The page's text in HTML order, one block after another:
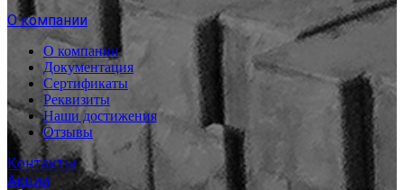
О компании
О компании
Документация
Сертификаты
Реквизиты
Наши достижения
Отзывы
Контакты
Акции